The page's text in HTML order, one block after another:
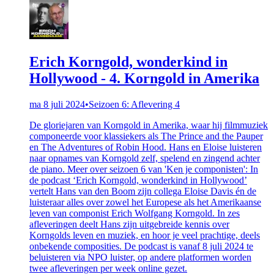
Erich Korngold, wonderkind in
Hollywood - 4. Korngold in Amerika
ma 8 juli 2024•Seizoen 6: Aflevering 4
De gloriejaren van Korngold in Amerika, waar hij filmmuziek
componeerde voor klassiekers als The Prince and the Pauper
en The Adventures of Robin Hood. Hans en Eloise luisteren
naar opnames van Korngold zelf, spelend en zingend achter
de piano. Meer over seizoen 6 van 'Ken je componisten': In
de podcast ‘Erich Korngold, wonderkind in Hollywood’
vertelt Hans van den Boom zijn collega Eloise Davis én de
luisteraar alles over zowel het Europese als het Amerikaanse
leven van componist Erich Wolfgang Korngold. In zes
afleveringen deelt Hans zijn uitgebreide kennis over
Korngolds leven en muziek, en hoor je veel prachtige, deels
onbekende composities. De podcast is vanaf 8 juli 2024 te
beluisteren via NPO luister, op andere platformen worden
twee afleveringen per week online gezet.